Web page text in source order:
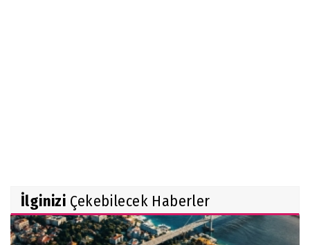
İlginizi Çekebilecek Haberler